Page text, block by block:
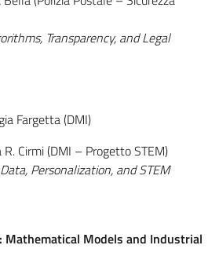
Transparency, and Legal
Fargetta (DMI)
R. Cirmi (DMI – Progetto STEM)
Personalization, and STEM
Mathematical Models and Industrial